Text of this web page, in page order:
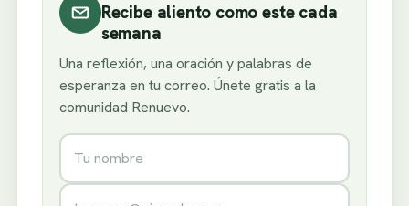
Recibe aliento como este cada
semana
Una reflexión, una oración y palabras de
esperanza en tu correo. Únete gratis a la
comunidad Renuevo.
Nombre
Correo electrónico